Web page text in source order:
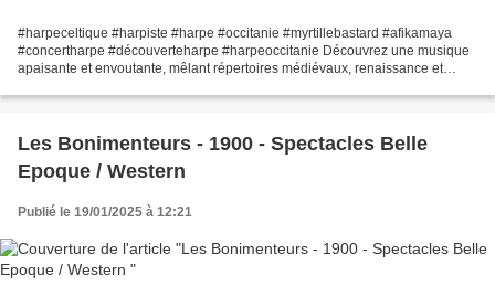
#harpeceltique #harpiste #harpe #occitanie #myrtillebastard #afikamaya
#concertharpe #découverteharpe #harpeoccitanie Découvrez une musique
apaisante et envoutante, mêlant répertoires médiévaux, renaissance et
Les Bonimenteurs - 1900 - Spectacles Belle
Epoque / Western
Publié le 19/01/2025 à 12:21